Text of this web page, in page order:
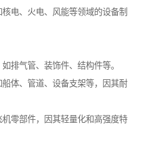
电、火电、风能等领域的设备制
排气管、装饰件、结构件等。
体、管道、设备支架等，因其耐
零部件，因其轻量化和高强度特